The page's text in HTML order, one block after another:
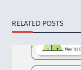
RELATED POSTS